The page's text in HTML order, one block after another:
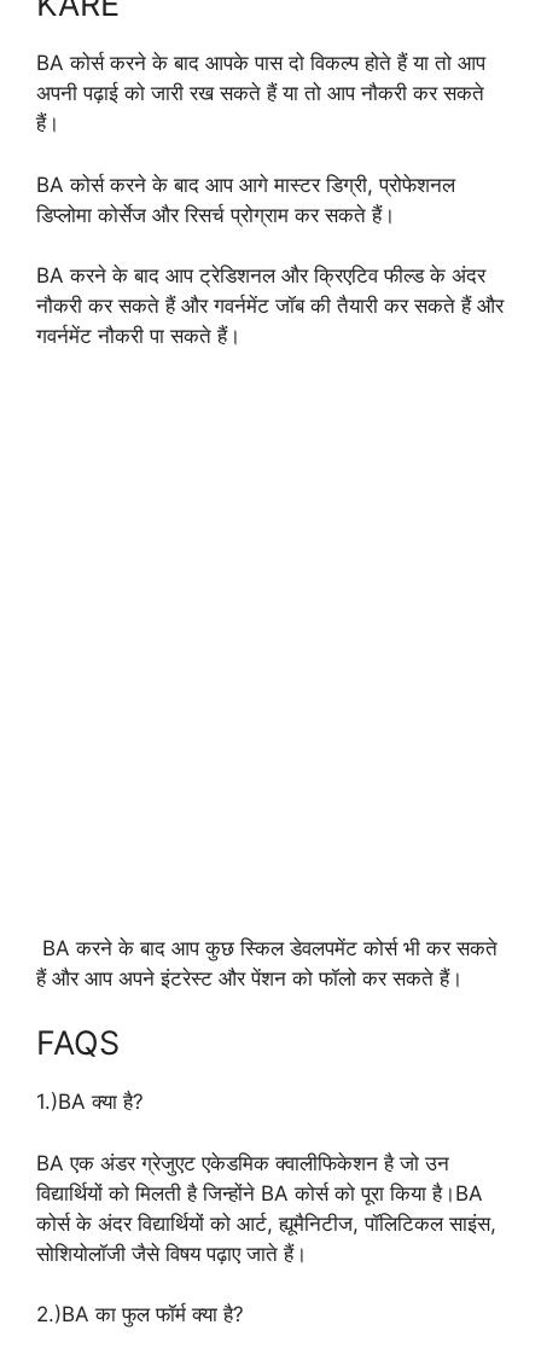
BA कोर्स करने के बाद आपके पास दो विकल्प होते हैं या तो आप
अपनी पढ़ाई को जारी रख सकते हैं या तो आप नौकरी कर सकते
हैं।
BA कोर्स करने के बाद आप आगे मास्टर डिग्री, प्रोफेशनल
डिप्लोमा कोर्सेज और रिसर्च प्रोग्राम कर सकते हैं।
BA करने के बाद आप ट्रेडिशनल और क्रिएटिव फील्ड के अंदर
नौकरी कर सकते हैं और गवर्नमेंट जॉब की तैयारी कर सकते हैं और
गवर्नमेंट नौकरी पा सकते हैं।
BA करने के बाद आप कुछ स्किल डेवलपमेंट कोर्स भी कर सकते
हैं और आप अपने इंटरेस्ट और पेंशन को फॉलो कर सकते हैं।
FAQS
1.)BA क्या है?
BA एक अंडर ग्रेजुएट एकेडमिक क्वालीफिकेशन है जो उन
विद्यार्थियों को मिलती है जिन्होंने BA कोर्स को पूरा किया है।BA
कोर्स के अंदर विद्यार्थियों को आर्ट, ह्यूमैनिटीज, पॉलिटिकल साइंस,
सोशियोलॉजी जैसे विषय पढ़ाए जाते हैं।
2.)BA का फुल फॉर्म क्या है?